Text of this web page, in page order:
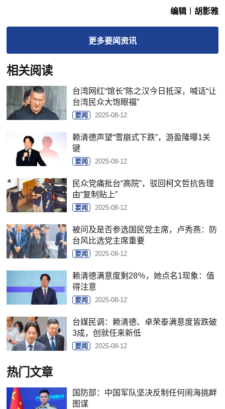
编辑︱胡影雅
更多要闻资讯
相关阅读
台湾网红“馆长”陈之汉今日抵深，喊话“让
台湾民众大饱眼福”
要闻 2025-08-12
赖清德声望“雪崩式下跌”，游盈隆曝1关
键
要闻 2025-08-12
民众党痛批台“高院”，驳回柯文哲抗告理
由“复制贴上”
要闻 2025-08-12
被问及是否参选国民党主席，卢秀燕：防
台风比选党主席重要
要闻 2025-08-12
赖清德满意度剩28％，她点名1现象：值
得注意
要闻 2025-08-12
台媒民调：赖清德、卓荣泰满意度皆跌破
3成，创就任来新低
要闻 2025-08-12
热门文章
国防部：中国军队坚决反制任何闹海挑衅
图谋